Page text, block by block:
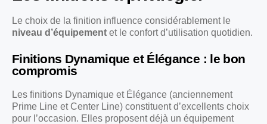
Le choix de la finition influence considérablement le
niveau d’équipement et le confort d’utilisation quotidien.
Finitions Dynamique et Élégance : le bon
compromis
Les finitions Dynamique et Élégance (anciennement
Prime Line et Center Line) constituent d’excellents choix
pour l’occasion. Elles proposent déjà un équipement